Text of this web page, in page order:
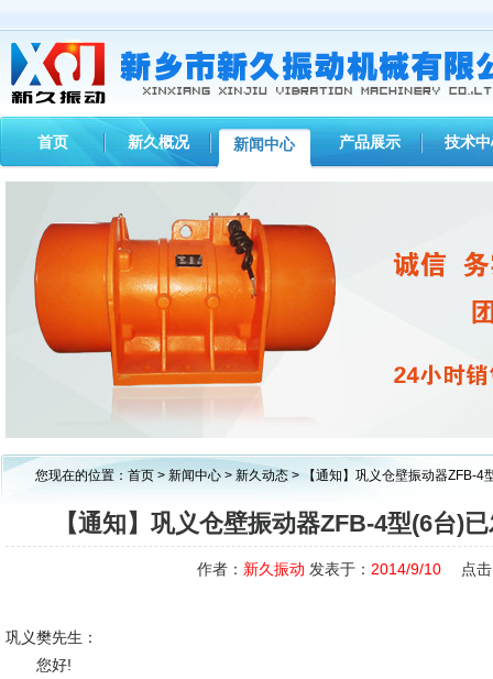
首页 新久概况 新闻中心 产品展示 技术
您现在的位置： 首页 > 新闻中心 > 新久动态 > 【通知】巩义仓壁振动器ZFB-4
【通知】巩义仓壁振动器ZFB-4型(6台)
作者： 新久振动 发表于： 2014/9/10 点击
巩义樊先生：
您好!